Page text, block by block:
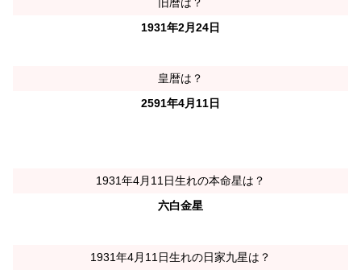
1931年2月24日
皇暦は？
2591年4月11日
1931年4月11日生れの本命星は？
六白金星
1931年4月11日生れの日家九星は？